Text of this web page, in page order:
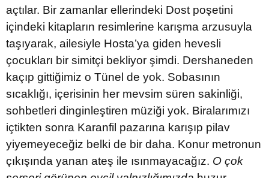
açtılar. Bir zamanlar ellerindeki Dost poşetini
içindeki kitapların resimlerine karışma arzusuyla
taşıyarak, ailesiyle Hosta’ya giden hevesli
çocukları bir simitçi bekliyor şimdi. Dershaneden
kaçıp gittiğimiz o Tünel de yok. Sobasının
sıcaklığı, içerisinin her mevsim süren sakinliği,
sohbetleri dinginleştiren müziği yok. Biralarımızı
içtikten sonra Karanfil pazarına karışıp pilav
yiyemeyeceğiz belki de bir daha. Konur metronun
çıkışında yanan ateş ile ısınmayacağız. O çok